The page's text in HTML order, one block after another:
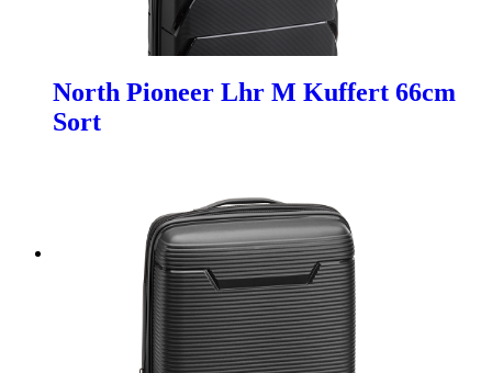
North Pioneer Lhr M Kuffert 66cm
Sort